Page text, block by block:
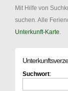
Mit Hilfe von
suchen. Alle
Unterkunft-Karte
Suchwort: